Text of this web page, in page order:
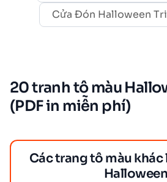
Cửa Đón Halloween
20 tranh tô màu
(PDF in miễn phí)
Các trang tô màu khác